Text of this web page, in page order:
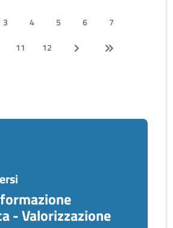
3 4 5 6
7
11 12
- Valorizzazione